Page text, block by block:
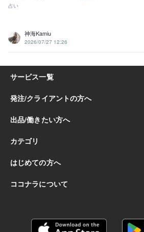
占い
神海Kamiu
2026/07/27 12:26